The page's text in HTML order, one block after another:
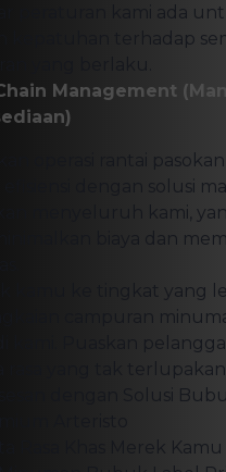
peraturan kami ada
kepatuhan terhadap
yang berlaku.
Management
operasi rantai
dengan solusi
menyeluruh kami,
biaya dan
kamu ke tingkat yang
campuran
kami. Puaskan
rasa yang tak
dengan Solusi
Arteristo
Rasa Khas Merek